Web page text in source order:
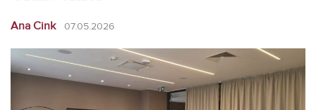
Ana Cink 07.05.2026